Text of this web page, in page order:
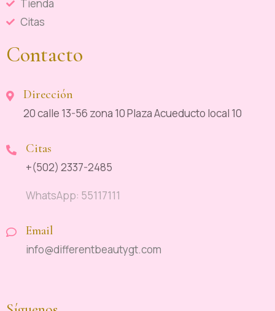
Tienda
Citas
Contacto
Dirección
20 calle 13-56 zona 10 Plaza Acueducto local 10
Citas
+(502) 2337-2485
WhatsApp: 55117111
Email
info@differentbeautygt.com